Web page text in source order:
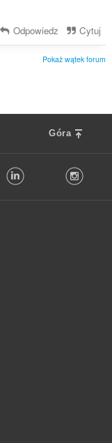
Odpowiedz Cytuj
Pokaż wątek forum
Góra
LinkedIn